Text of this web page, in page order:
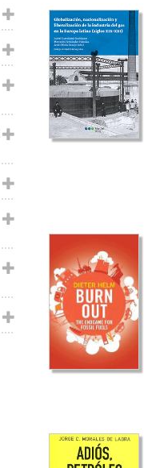
económica
>
Industria
y
energía